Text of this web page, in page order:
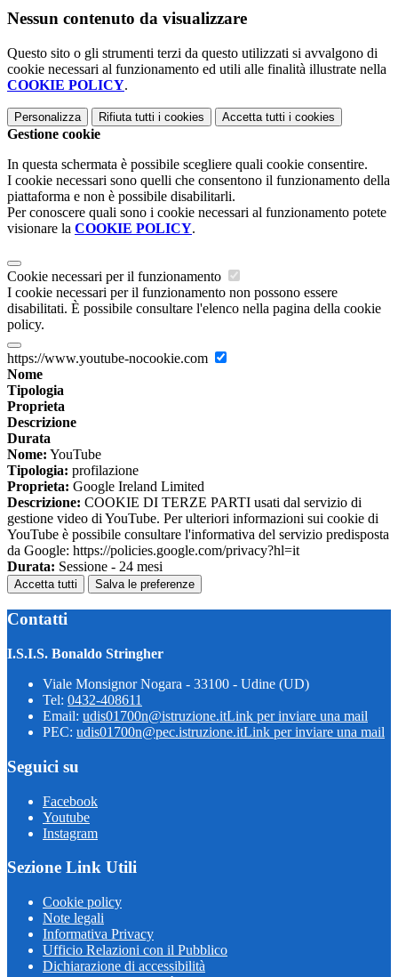
Nessun contenuto da visualizzare
Questo sito o gli strumenti terzi da questo utilizzati si avvalgono di
cookie necessari al funzionamento ed utili alle finalità illustrate nella
COOKIE POLICY.
Personalizza Rifiuta tutti i cookies Accetta tutti i cookies
Gestione cookie
In questa schermata è possibile scegliere quali cookie consentire.
I cookie necessari sono quelli che consentono il funzionamento della
piattaforma e non è possibile disabilitarli.
Per conoscere quali sono i cookie necessari al funzionamento potete
visionare la COOKIE POLICY.
Cookie necessari per il funzionamento
I cookie necessari per il funzionamento non possono essere
disabilitati. È possibile consultare l'elenco nella pagina della cookie
policy.
https://www.youtube-nocookie.com
Nome
Tipologia
Proprieta
Descrizione
Durata
Nome: YouTube
Tipologia: profilazione
Proprieta: Google Ireland Limited
Descrizione: COOKIE DI TERZE PARTI usati dal servizio di
gestione video di YouTube. Per ulteriori informazioni sui cookie di
YouTube è possibile consultare l'informativa del servizio predisposta
da Google: https://policies.google.com/privacy?hl=it
Durata: Sessione - 24 mesi
Accetta tutti Salva le preferenze
Contatti
I.S.I.S. Bonaldo Stringher
Viale Monsignor Nogara - 33100 - Udine (UD)
Tel: 0432-408611
Email: udis01700n@istruzione.itLink per inviare una mail
PEC: udis01700n@pec.istruzione.itLink per inviare una mail
Seguici su
Facebook
Youtube
Instagram
Sezione Link Utili
Cookie policy
Note legali
Informativa Privacy
Ufficio Relazioni con il Pubblico
Dichiarazione di accessibilità